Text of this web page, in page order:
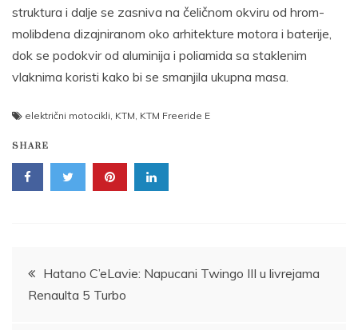
struktura i dalje se zasniva na čeličnom okviru od hrom-
molibdena dizajniranom oko arhitekture motora i baterije,
dok se podokvir od aluminija i poliamida sa staklenim
vlaknima koristi kako bi se smanjila ukupna masa.
električni motocikli, KTM, KTM Freeride E
SHARE
Post
navigation
Hatano C’eLavie: Napucani Twingo III u livrejama
Renaulta 5 Turbo